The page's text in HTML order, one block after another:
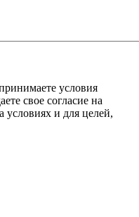
условия
свое согласие на
условиях и для целей,